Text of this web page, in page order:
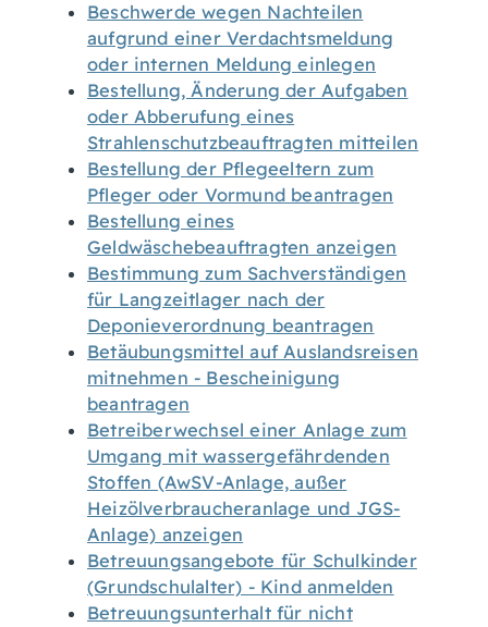
Beschwerde wegen Nachteilen
aufgrund einer Verdachtsmeldung
oder internen Meldung einlegen
Bestellung, Änderung der Aufgaben
oder Abberufung eines
Strahlenschutzbeauftragten mitteilen
Bestellung der Pflegeeltern zum
Pfleger oder Vormund beantragen
Bestellung eines
Geldwäschebeauftragten anzeigen
Bestimmung zum Sachverständigen
für Langzeitlager nach der
Deponieverordnung beantragen
Betäubungsmittel auf Auslandsreisen
mitnehmen - Bescheinigung
beantragen
Betreiberwechsel einer Anlage zum
Umgang mit wassergefährdenden
Stoffen (AwSV-Anlage, außer
Heizölverbraucheranlage und JGS-
Anlage) anzeigen
Betreuungsangebote für Schulkinder
(Grundschulalter) - Kind anmelden
Betreuungsunterhalt für nicht